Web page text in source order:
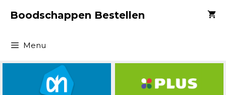
naarBoodschappen Bestellen
Menu